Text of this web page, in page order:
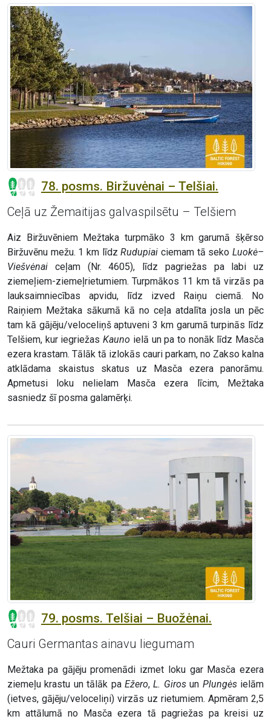
78. posms. Biržuvėnai – Telšiai.
Ceļā uz Žemaitijas galvaspilsētu – Telšiem
Aiz Biržuvēniem Mežtaka turpmāko 3 km garumā šķērso
Biržuvēnu mežu. 1 km līdzRudupiai ciemam tā sekoLuokė–
Viešvėnai ceļam (Nr. 4605), līdz pagriežas pa labi uz
ziemeļiem-ziemeļrietumiem. Turpmākos 11 km tā virzās pa
lauksaimniecības apvidu, līdz izved Raiņu ciemā. No
Raiņiem Mežtaka sākumā kā no ceļa atdalīta josla un pēc
tam kā gājēju/veloceliņš aptuveni 3 km garumā turpinās līdz
Telšiem, kur iegriežas Kauno ielā un pa to nonāk līdz Masča
ezera krastam. Tālāk tā izlokās cauri parkam, no Zakso kalna
atklādama skaistus skatus uz Masča ezera panorāmu.
Apmetusi loku nelielam Masča ezera līcim, Mežtaka
sasniedz šī posma galamērķi.
79. posms. Telšiai – Buožėnai.
Cauri Germantas ainavu liegumam
Mežtaka pa gājēju promenādi izmet loku gar Masča ezera
ziemeļu krastu un tālāk pa Ežero,L. Girosun Plungėsielām
(ietves, gājēju/veloceliņi) virzās uz rietumiem. Apmēram 2,5
km attālumā no Masča ezera tā pagriežas pa kreisi uz